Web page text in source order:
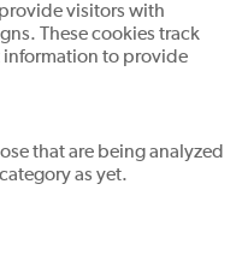
visitors with
These cookies track
information to provide
that are being analyzed
as yet.